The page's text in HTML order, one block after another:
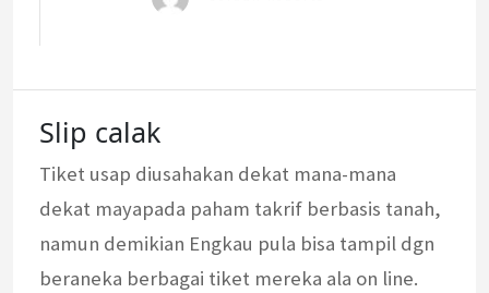
Slip calak
Tiket usap diusahakan dekat mana-mana
dekat mayapada paham takrif berbasis tanah,
namun demikian Engkau pula bisa tampil dgn
beraneka berbagai tiket mereka ala on line.